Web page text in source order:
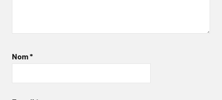
Nom*